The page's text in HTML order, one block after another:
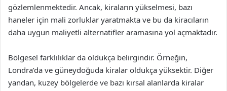
gözlemlenmektedir. Ancak, kiraların yükselmesi, bazı
haneler için mali zorluklar yaratmakta ve bu da kiracıların
daha uygun maliyetli alternatifler aramasına yol açmaktadır.
Bölgesel farklılıklar da oldukça belirgindir. Örneğin,
Londra’da ve güneydoğuda kiralar oldukça yüksektir. Diğer
yandan, kuzey bölgelerde ve bazı kırsal alanlarda kiralar